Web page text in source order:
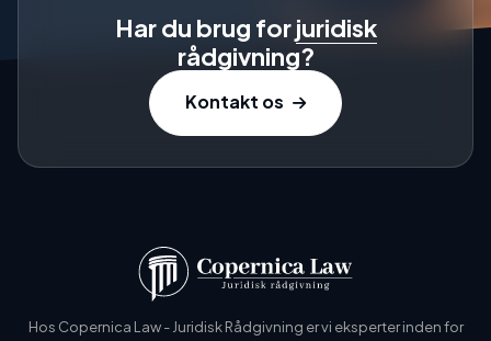
Har du brug forjuridisk
rådgivning?
Kontakt os
Hos Copernica Law - Juridisk Rådgivning er vi eksperter inden for